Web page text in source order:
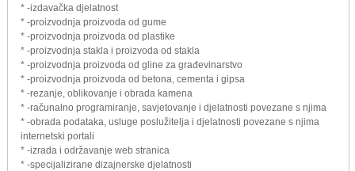
* -izdavačka djelatnost
* -proizvodnja proizvoda od gume
* -proizvodnja proizvoda od plastike
* -proizvodnja stakla i proizvoda od stakla
* -proizvodnja proizvoda od gline za građevinarstvo
* -proizvodnja proizvoda od betona, cementa i gipsa
* -rezanje, oblikovanje i obrada kamena
* -računalno programiranje, savjetovanje i djelatnosti povezane s njima
* -obrada podataka, usluge poslužitelja i djelatnosti povezane s njima
internetski portali
* -izrada i održavanje web stranica
* -specijalizirane dizajnerske djelatnosti